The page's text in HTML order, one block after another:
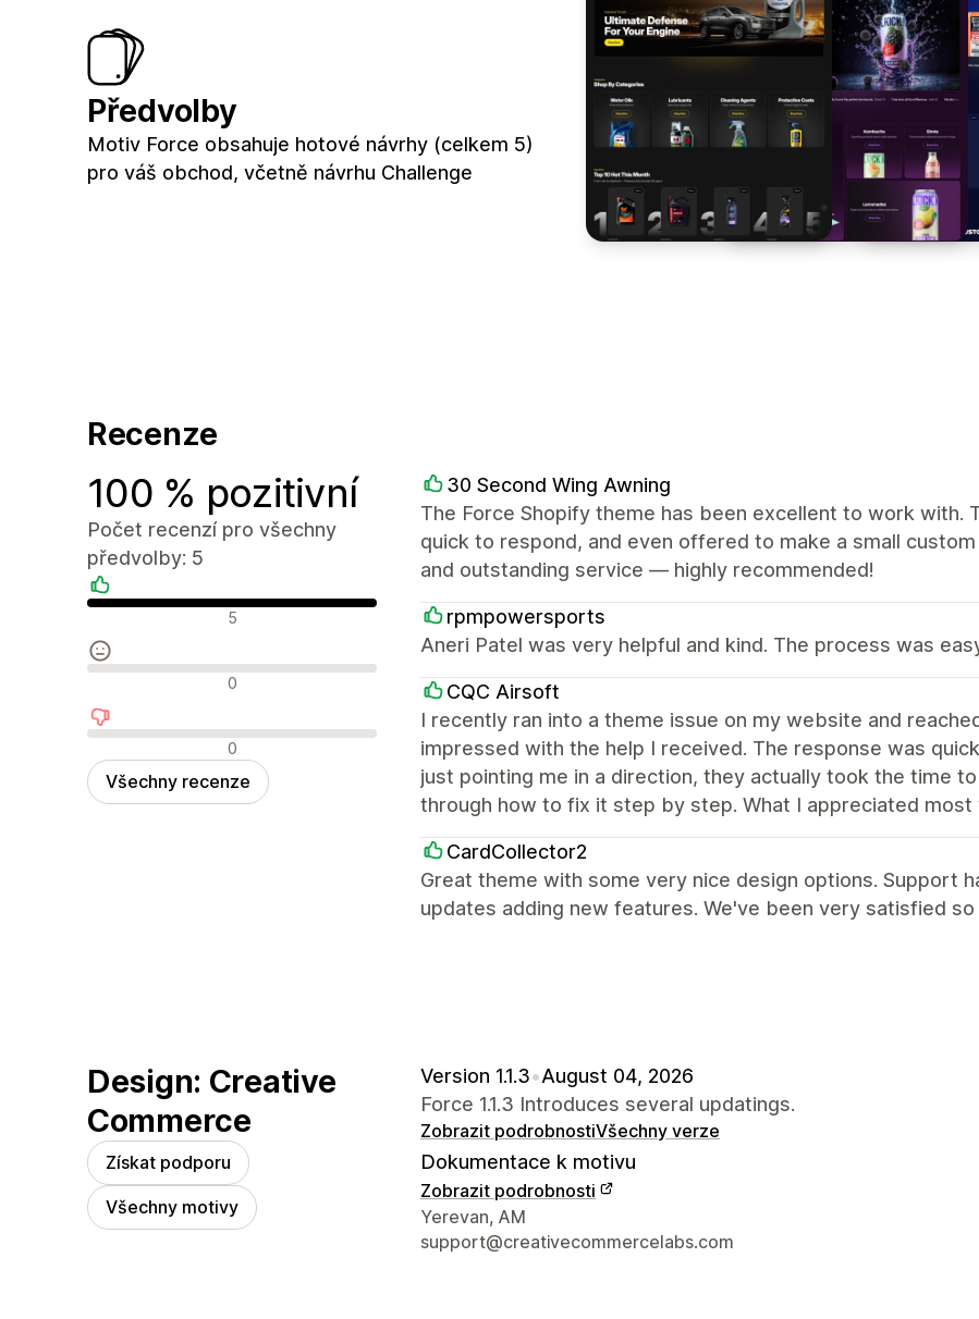
Předvolby
Motiv Force obsahuje hotové návrhy (celkem 5)
pro váš obchod, včetně návrhu Challenge
Recenze
100 % pozitivní
Počet recenzí pro všechny
předvolby: 5
Pozitivní recenze 5
Neutrální recenze0
Negativní recenze0
Všechny recenze
30 Second Wing Awning
The Force Shopify theme has been excellent to work
quick to respond, and even offered to make a small
and outstanding service — highly recommended!
rpmpowersports
Aneri Patel was very helpful and kind. The process was
CQC Airsoft
I recently ran into a theme issue on my website and
impressed with the help I received. The response was
just pointing me in a direction, they actually took the time
through how to fix it step by step. What I appreciated
CardCollector2
Great theme with some very nice design options. Support
updates adding new features. We've been very satisfied so
Design: Creative
Commerce
Získat podporu
Všechny motivy
Version 1.1.3•August 04, 2026
Force 1.1.3 Introduces several updatings.
Zobrazit podrobnostiVšechny verze
Dokumentace k motivu
Zobrazit podrobnosti
Kontaktní údaje designéra
Yerevan, AM
support@creativecommercelabs.com